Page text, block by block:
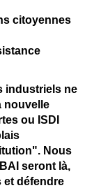
citoyennes
industriels ne
nouvelle
ou ISDI
Nous
seront l à,
défendre